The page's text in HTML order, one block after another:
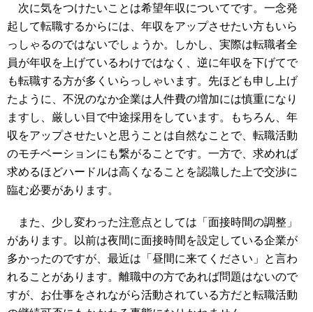
次に気をつけたいことは希望年収についてです。一念発
起して転職するからには、年収をアップさせたい方もいら
っしゃるのではないでしょうか。しかし、実際は転職者全
員が年収を上げているわけではなく、逆に年収を下げてで
も転職する方が多くいらっしゃいます。先ほども申し上げ
たように、不況のなか企業は人件費の増加には慎重になり
ますし、厳しい目で中途採用をしています。もちろん、年
収をアップさせたいと思うことは自然なことで、転職活動
のモチベーションにも繋がることです。一方で、求めれば
求めるほどハードルは高くなることを認識した上で交渉に
臨む必要があります。
また、少し変わった注意点としては「面接時間の調整」
があります。以前は夜間に面接時間を設定している企業が
多かったのですが、最近は「昼間に来てください」と言わ
れることがあります。離職中の方であれば問題はないので
すが、お仕事をされながら活動されている方だと転職活動